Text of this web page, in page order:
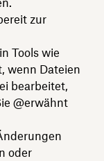
zur
Tools wie
wenn Dateien
bearbeitet,
@erwähnt
oder